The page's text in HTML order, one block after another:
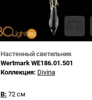
Настенный светильник
Wertmark WE186.01.501
Коллекция: Divina
В: 72 см